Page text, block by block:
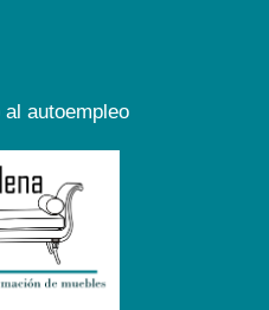
autoempleo